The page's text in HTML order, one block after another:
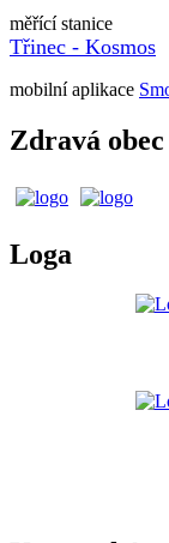
měřící stanice
Třinec - Kosmos
mobilní aplikace
Zdravá
Loga